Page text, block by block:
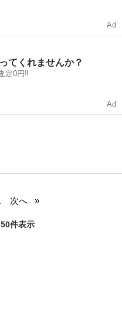
Ad
てくれませんか？
定0円‼️
Ad
次へ
件表示